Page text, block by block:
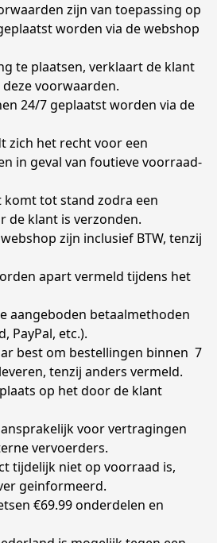
zijn van toepassing op
worden via de webshop
te plaatsen, verklaart de klant
voorwaarden.
24/7 geplaatst worden via de
zich het recht voor een
in geval van foutieve voorraad-
komt tot stand zodra een
de klant is verzonden.
zijn inclusief BTW, tenzij
apart vermeld tijdens het
aangeboden betaalmethoden
PayPal, etc.).
best om bestellingen binnen  7
tenzij anders vermeld.
op het door de klant
voor vertragingen
vervoerders.
tijdelijk niet op voorraad is,
geinformeerd.
€69.99 onderdelen en